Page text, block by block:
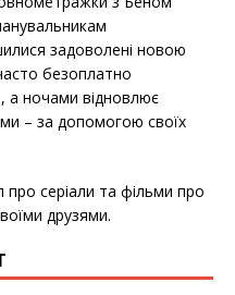
задоволені новою
безоплатно
а ночами відновлює
– за допомогою своїх
серіали та фільми про
друзями.